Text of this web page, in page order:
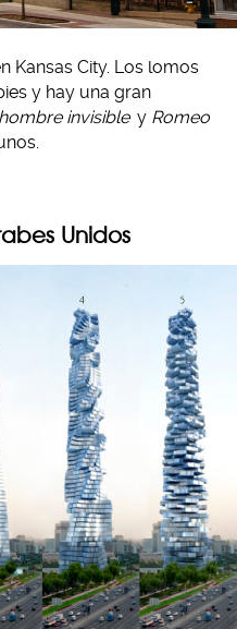
Kansas City. Los lomos
y hay una gran
hombre invisible y Romeo
Unidos